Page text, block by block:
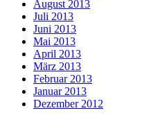
August 2013
Juli 2013
Juni 2013
Mai 2013
April 2013
März 2013
Februar 2013
Januar 2013
Dezember 2012